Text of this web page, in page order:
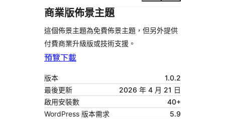
商業版佈景主題
這個佈景主題為免費佈景主題，但另外提供
付費商業升級版或技術支援。
預覽下載
版本
1.0.2
最後更新
2026 年 4 月 21 日
啟用安裝數
40+
WordPress 版本需求
5.9